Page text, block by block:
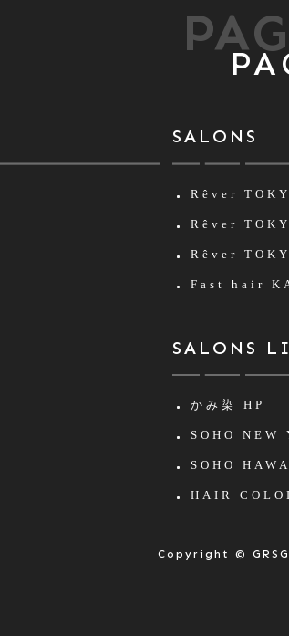
SALONS
Rêver
Rêver
Rêver
Fast hair
SALONS
かみ染 HP
SOHO NEW
SOHO
HAIR
Copyright ©